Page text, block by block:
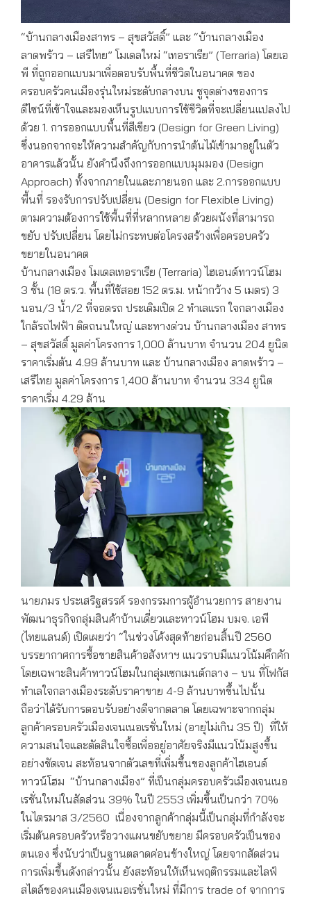
“บ้านกลางเมืองสาทร – สุขสวัสดิ์” และ “บ้านกลางเมือง
ลาดพร้าว – เสรีไทย” โมเดลใหม่ “เทอราเรีย” (Terraria) โดยเอ
พี ที่ถูกออกแบบมาเพื่อตอบรับพื้นที่ชีวิตในอนาคต ของ
ครอบครัวคนเมืองรุ่นใหม่ระดับกลางบน ชูจุดต่างของการ
ดีไซน์ที่เข้าใจและมองเห็นรูปแบบการใช้ชีวิตที่จะเปลี่ยนแปลงไป
ด้วย 1. การออกแบบพื้นที่สีเขียว (Design for Green Living)
ซึ่งนอกจากจะให้ความสำคัญกับการนำต้นไม้เข้ามาอยู่ในตัว
อาคารแล้วนั้น ยังคำนึงถึงการออกแบบมุมมอง (Design
Approach) ทั้งจากภายในและภายนอก และ 2.การออกแบบ
พื้นที่ รองรับการปรับเปลี่ยน (Design for Flexible Living)
ตามความต้องการใช้พื้นที่ที่หลากหลาย ด้วยผนังที่สามารถ
ขยับ ปรับเปลี่ยน โดยไม่กระทบต่อโครงสร้างเพื่อครอบครัว
ขยายในอนาคต
บ้านกลางเมือง โมเดลเทอราเรีย (Terraria) ไฮเอนด์ทาวน์โฮม
3 ชั้น (18 ตร.ว. พื้นที่ใช้สอย 152 ตร.ม. หน้ากว้าง 5 เมตร) 3
นอน/3 น้ำ/2 ที่จอดรถ ประเดิมเปิด 2 ทำเลแรก ใจกลางเมือง
ใกล้รถไฟฟ้า ติดถนนใหญ่ และทางด่วน บ้านกลางเมือง สาทร
– สุขสวัสดิ์ มูลค่าโครงการ 1,000 ล้านบาท จำนวน 204 ยูนิต
ราคาเริ่มต้น 4.99 ล้านบาท และ บ้านกลางเมือง ลาดพร้าว –
เสรีไทย มูลค่าโครงการ 1,400 ล้านบาท จำนวน 334 ยูนิต
ราคาเริ่ม 4.29 ล้าน
นายภมร ประเสริฐสรรค์ รองกรรมการผู้อำนวยการ สายงาน
พัฒนาธุรกิจกลุ่มสินค้าบ้านเดี่ยวและทาวน์โฮม บมจ. เอพี
(ไทยแลนด์) เปิดเผยว่า “ในช่วงโค้งสุดท้ายก่อนสิ้นปี 2560
บรรยากาศการซื้อขายสินค้าอสังหาฯ แนวราบมีแนวโน้มคึกคัก
โดยเฉพาะสินค้าทาวน์โฮมในกลุ่มเซกเมนต์กลาง – บน ที่โฟกัส
ทำเลใจกลางเมืองระดับราคาขาย 4-9 ล้านบาทขึ้นไปนั้น
ถือว่าได้รับการตอบรับอย่างดีจากตลาด โดยเฉพาะจากกลุ่ม
ลูกค้าครอบครัวเมืองเจนเนอเรชั่นใหม่ (อายุไม่เกิน 35 ปี) ที่ให้
ความสนใจและตัดสินใจซื้อเพื่ออยู่อาศัยจริงมีแนวโน้มสูงขึ้น
อย่างชัดเจน สะท้อนจากตัวเลขที่เพิ่มขึ้นของลูกค้าไฮเอนด์
ทาวน์โฮม “บ้านกลางเมือง” ที่เป็นกลุ่มครอบครัวเมืองเจนเนอ
เรชั่นใหม่ในสัดส่วน 39% ในปี 2553 เพิ่มขึ้นเป็นกว่า 70%
ในไตรมาส 3/2560 เนื่องจากลูกค้ากลุ่มนี้เป็นกลุ่มที่กำลังจะ
เริ่มต้นครอบครัวหรือวางแผนขยับขยาย มีครอบครัวเป็นของ
ตนเอง ซึ่งนับว่าเป็นฐานตลาดค่อนข้างใหญ่ โดยจากสัดส่วน
การเพิ่มขึ้นดังกล่าวนั้น ยังสะท้อนให้เห็นพฤติกรรมและไลฟ์
สไตล์ของคนเมืองเจนเนอเรชั่นใหม่ ที่มีการ trade of จากการ